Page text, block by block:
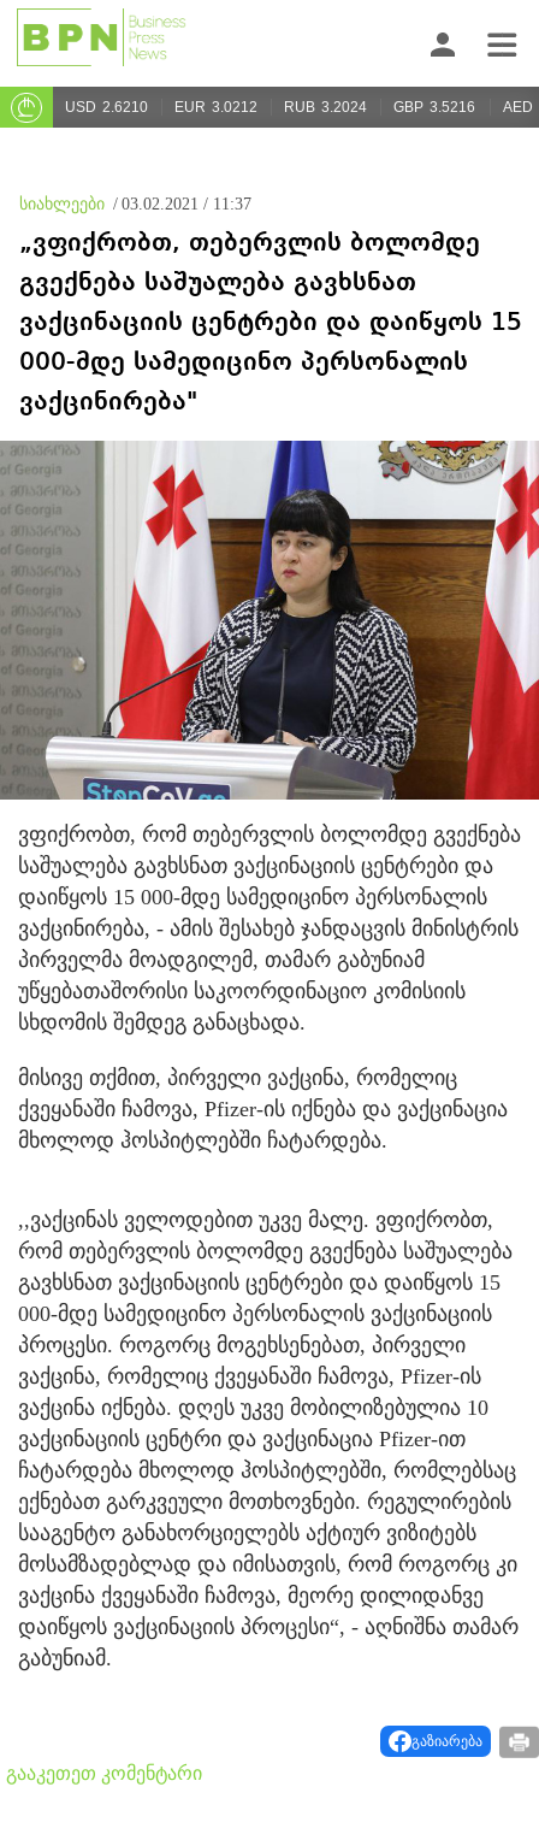
USD 2.6210 EUR 3.0212 RUB 3.2024 GBP 3.5216 AED
სიახლეები / 03.02.2021 / 11:37
„ვფიქრობთ, თებერვლის ბოლომდე
გვექნება საშუალება გავხსნათ
ვაქცინაციის ცენტრები და დაიწყოს 15
000-მდე სამედიცინო პერსონალის
ვაქცინირება"
ვფიქრობთ, რომ თებერვლის ბოლომდე გვექნება
საშუალება გავხსნათ ვაქცინაციის ცენტრები და
დაიწყოს 15 000-მდე სამედიცინო პერსონალის
ვაქცინირება, - ამის შესახებ ჯანდაცვის მინისტრის
პირველმა მოადგილემ, თამარ გაბუნიამ
უწყებათაშორისი საკოორდინაციო კომისიის
სხდომის შემდეგ განაცხადა.
მისივე თქმით, პირველი ვაქცინა, რომელიც
ქვეყანაში ჩამოვა, Pfizer-ის იქნება და ვაქცინაცია
მხოლოდ ჰოსპიტლებში ჩატარდება.
,,ვაქცინას ველოდებით უკვე მალე. ვფიქრობთ,
რომ თებერვლის ბოლომდე გვექნება საშუალება
გავხსნათ ვაქცინაციის ცენტრები და დაიწყოს 15
000-მდე სამედიცინო პერსონალის ვაქცინაციის
პროცესი. როგორც მოგეხსენებათ, პირველი
ვაქცინა, რომელიც ქვეყანაში ჩამოვა, Pfizer-ის
ვაქცინა იქნება. დღეს უკვე მობილიზებულია 10
ვაქცინაციის ცენტრი და ვაქცინაცია Pfizer-ით
ჩატარდება მხოლოდ ჰოსპიტლებში, რომლებსაც
ექნებათ გარკვეული მოთხოვნები. რეგულირების
სააგენტო განახორციელებს აქტიურ ვიზიტებს
მოსამზადებლად და იმისათვის, რომ როგორც კი
ვაქცინა ქვეყანაში ჩამოვა, მეორე დილიდანვე
დაიწყოს ვაქცინაციის პროცესი“, - აღნიშნა თამარ
გაბუნიამ.
გაზიარება
გააკეთეთ კომენტარი